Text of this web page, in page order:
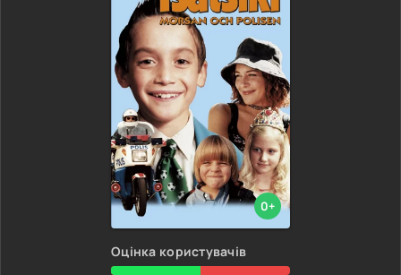
0+
Оцінка користувачів